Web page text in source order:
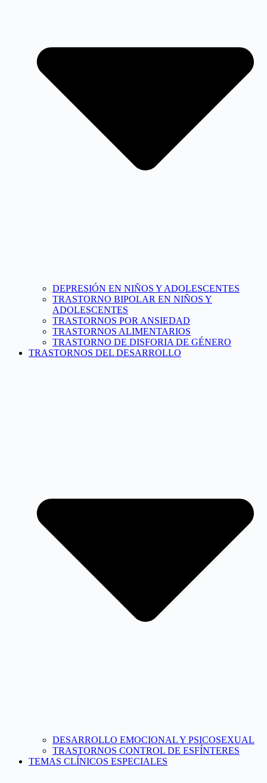
DEPRESIÓN EN NIÑOS Y ADOLESCENTES
TRASTORNO BIPOLAR EN NIÑOS Y
ADOLESCENTES
TRASTORNOS POR ANSIEDAD
TRASTORNOS ALIMENTARIOS
TRASTORNO DE DISFORIA DE GÉNERO
TRASTORNOS DEL DESARROLLO
DESARROLLO EMOCIONAL Y PSICOSEXUAL
TRASTORNOS CONTROL DE ESFÍNTERES
TEMAS CLÍNICOS ESPECIALES